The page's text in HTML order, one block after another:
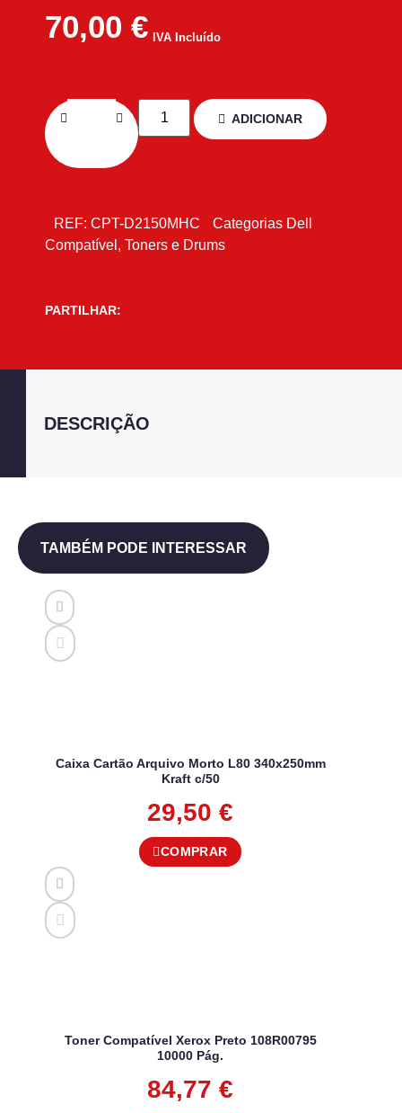
70,00 € IVA Incluído
ADICIONAR
REF: CPT-D2150MHC Categorias Dell
Compatível , Toners e Drums
PARTILHAR:
DESCRIÇÃO
TAMBÉM PODE INTERESSAR
Caixa Cartão Arquivo Morto L80 340x250mm
Kraft c/50
29,50 €
COMPRAR
Toner Compatível Xerox Preto 108R00795
10000 Pág.
84,77 €